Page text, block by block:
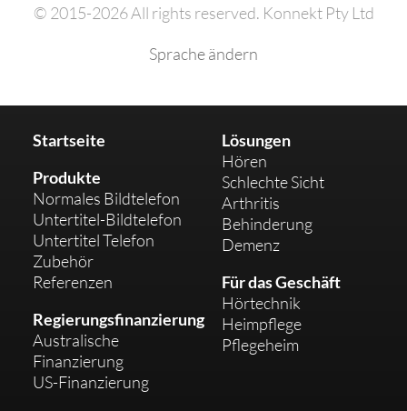
© 2015-2026 All rights reserved. Konnekt Pty Ltd
Sprache ändern
Startseite
Produkte
Normales Bildtelefon
Untertitel-Bildtelefon
Untertitel Telefon
Zubehör
Referenzen
Regierungsfinanzierung
Australische
Finanzierung
US-Finanzierung
Lösungen
Hören
Schlechte Sicht
Arthritis
Behinderung
Demenz
Für das Geschäft
Hörtechnik
Heimpflege
Pflegeheim